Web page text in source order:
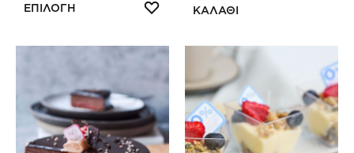
16.50€
ΕΠΙΛΟΓΗ
Αυτό
προϊόν
έχει
πολλαπλές
παραλλαγές.
Οι
ΠΡΟΣΘΗΚΗ
WISHLIST
ΚΑΛΑΘΙ
ΣΤΗ